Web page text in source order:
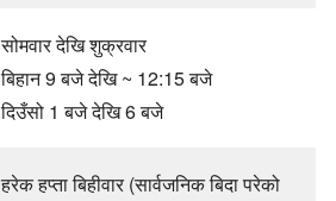
सोमवार देखि शुक्रवार
बिहान 9 बजे देखि ~ 12:15 बजे
दिउँसो 1 बजे देखि 6 बजे
हरेक हप्ता बिहीवार (सार्वजनिक बिदा परेको